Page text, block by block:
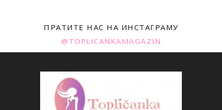
ПРАТИТЕ НАС НА ИНСТАГРАМУ
@TOPLICANKAMAGAZIN